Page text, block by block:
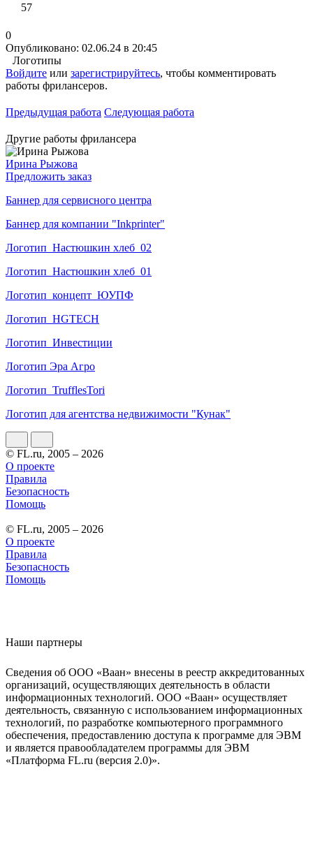
57
0
Опубликовано: 02.06.24 в 20:45
Логотипы
Войдите или зарегистрируйтесь, чтобы комментировать
работы фрилансеров.
Предыдущая работа Следующая работа
Другие работы фрилансера
Ирина Рыжова
Предложить заказ
Баннер для сервисного центра
Баннер для компании "Inkprinter"
Логотип_Настюшкин хлеб_02
Логотип_Настюшкин хлеб_01
Логотип_концепт_ЮУПФ
Логотип_HGTECH
Логотип_Инвестиции
Логотип Эра Агро
Логотип_TrufflesTori
Логотип для агентства недвижимости "Кунак"
© FL.ru, 2005 – 2026
О проекте
Правила
Безопасность
Помощь
© FL.ru, 2005 – 2026
О проекте
Правила
Безопасность
Помощь
Наши партнеры
Сведения об ООО «Ваан» внесены в реестр аккредитованных
организаций, осуществляющих деятельность в области
информационных технологий. ООО «Ваан» осуществляет
деятельность, связанную с использованием информационных
технологий, по разработке компьютерного программного
обеспечения, предоставлению доступа к программе для ЭВМ
и является правообладателем программы для ЭВМ
«Платформа FL.ru (версия 2.0)».